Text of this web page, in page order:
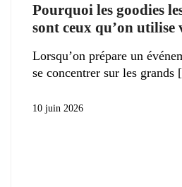
Pourquoi les goodies
sont ceux qu’on
Lorsqu’on prépare un
se concentrer sur les grands
10 juin 2026